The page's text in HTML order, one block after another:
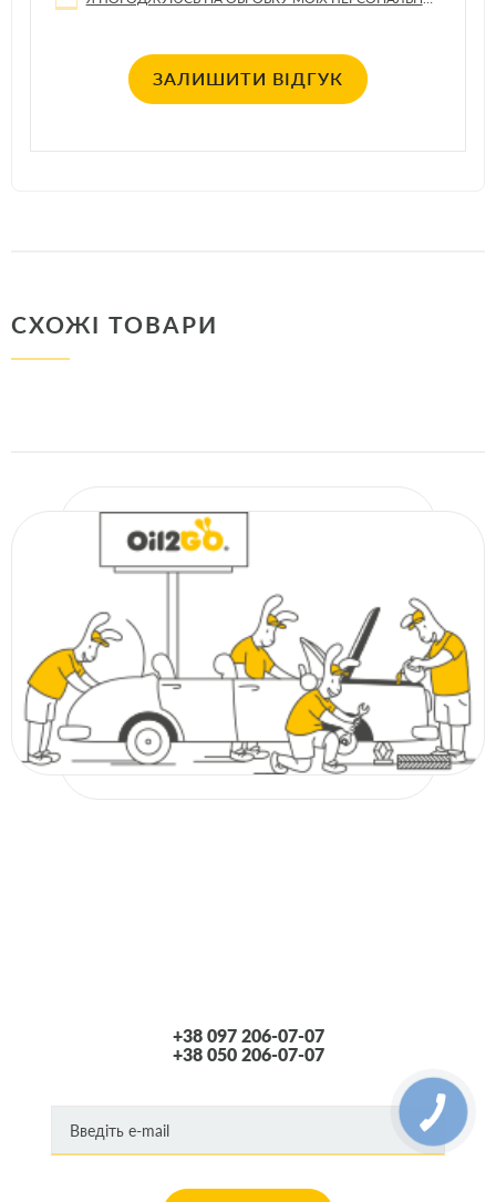
ЗАЛИШИТИ ВІДГУК
СХОЖІ ТОВАРИ
+38 097 206-07-07
+38 050 206-07-07